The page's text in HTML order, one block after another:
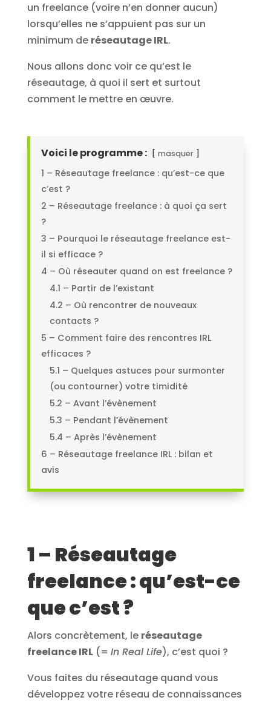
un freelance (voire n’en donner aucun)
lorsqu’elles ne s’appuient pas sur un
minimum de réseautage IRL.
Nous allons donc voir ce qu’est le
réseautage, à quoi il sert et surtout
comment le mettre en œuvre.
Voici le programme : masquer
1 – Réseautage freelance : qu’est-ce que
c’est ?
2 – Réseautage freelance : à quoi ça sert
?
3 – Pourquoi le réseautage freelance est-
il si efficace ?
4 – Où réseauter quand on est freelance ?
4.1 – Partir de l’existant
4.2 – Où rencontrer de nouveaux
contacts ?
5 – Comment faire des rencontres IRL
efficaces ?
5.1 – Quelques astuces pour surmonter
(ou contourner) votre timidité
5.2 – Avant l’évènement
5.3 – Pendant l’évènement
5.4 – Après l’évènement
6 – Réseautage freelance IRL : bilan et
avis
1 – Réseautage
freelance : qu’est-ce
que c’est ?
Alors concrètement, le réseautage
freelance IRL(= In Real Life), c’est quoi ?
Vous faites du réseautage quand vous
développez votre réseau de connaissances